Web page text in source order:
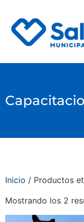
Inicio / Productos
Mostrando los 2